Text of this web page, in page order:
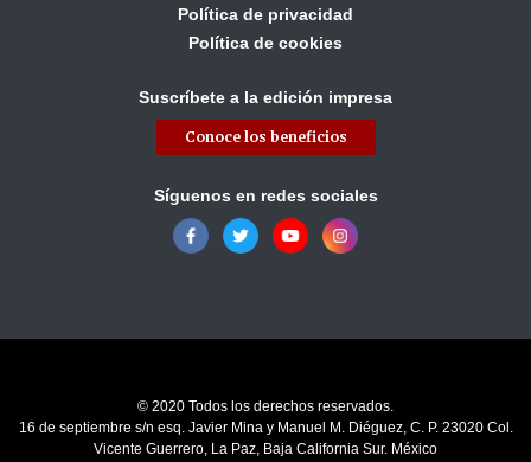
Política de privacidad
Política de cookies
Suscríbete a la edición impresa
Conoce los beneficios
Síguenos en redes sociales
© 2020 Todos los derechos reservados.
16 de septiembre s/n esq. Javier Mina y Manuel M. Diéguez, C. P. 23020 Col.
Vicente Guerrero, La Paz, Baja California Sur. México